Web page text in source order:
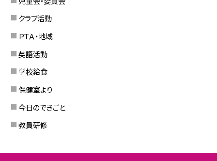
クラブ活動
ＰＴＡ・地域
英語活動
学校給食
保健室より
今日のできごと
教員研修